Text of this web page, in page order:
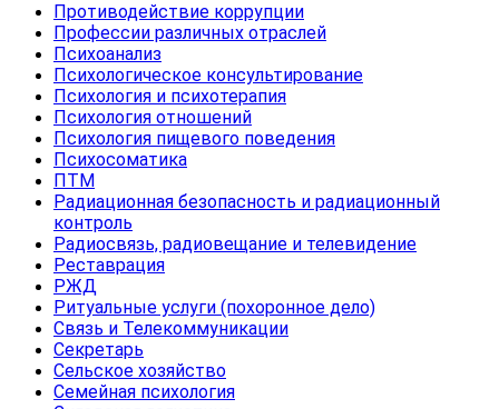
Противодействие коррупции
Профессии различных отраслей
Психоанализ
Психологическое консультирование
Психология и психотерапия
Психология отношений
Психология пищевого поведения
Психосоматика
ПТМ
Радиационная безопасность и радиационный
контроль
Радиосвязь, радиовещание и телевидение
Реставрация
РЖД
Ритуальные услуги (похоронное дело)
Связь и Телекоммуникации
Секретарь
Сельское хозяйство
Семейная психология